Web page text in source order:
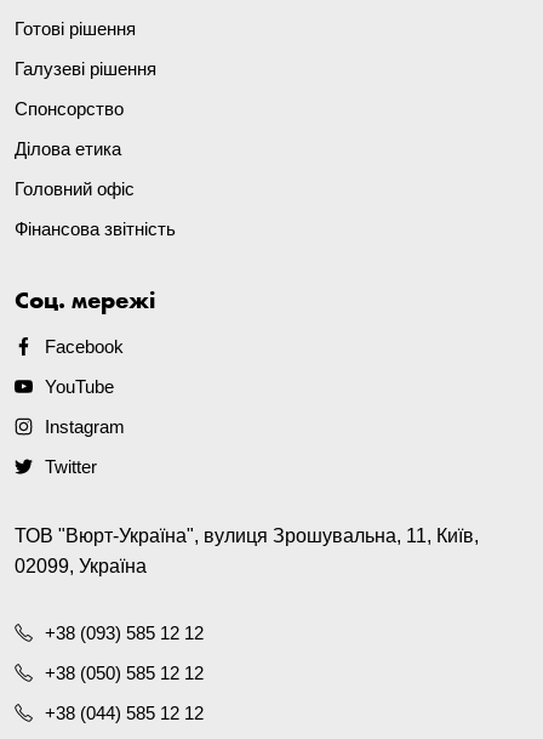
Готові рішення
Галузеві рішення
Спонсорство
Ділова етика
Головний офіс
Фінансова звітність
Соц. мережі
Facebook
YouTube
Instagram
Twitter
ТОВ "Вюрт-Україна", вулиця Зрошувальна, 11, Київ,
02099, Україна
+38 (093) 585 12 12
+38 (050) 585 12 12
+38 (044) 585 12 12